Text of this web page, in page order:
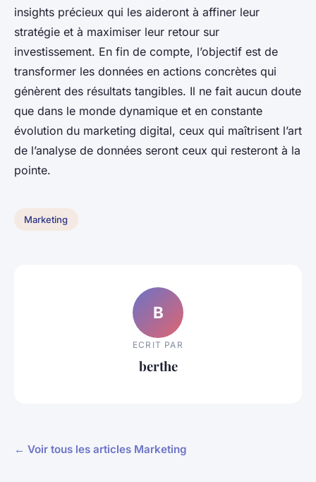
insights précieux qui les aideront à affiner leur
stratégie et à maximiser leur retour sur
investissement. En fin de compte, l’objectif est de
transformer les données en actions concrètes qui
génèrent des résultats tangibles. Il ne fait aucun doute
que dans le monde dynamique et en constante
évolution du marketing digital, ceux qui maîtrisent l’art
de l’analyse de données seront ceux qui resteront à la
pointe.
Marketing
B
ECRIT PAR
berthe
← Voir tous les articles Marketing